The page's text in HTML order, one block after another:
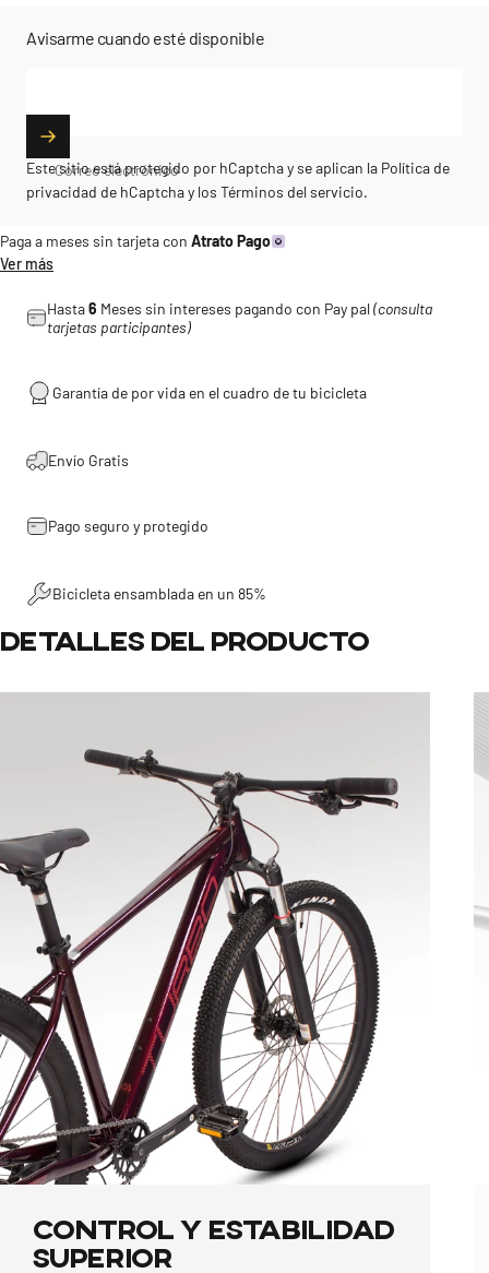
Avisarme cuando esté disponible
Correo electrónico
Este sitio está protegido por hCaptcha y se aplican la Política de
privacidad de hCaptchay los Términos del servicio.
Paga a meses sin tarjeta con Atrato Pago
Ver más
Hasta6 Meses sin intereses pagando con Pay pal(consulta
tarjetas participantes)
Garantía de por vida en el cuadro de tu bicicleta
Envío Gratis
Pago seguro y protegido
Bicicleta ensamblada en un 85%
Detalles del producto
Control y Estabilidad
Superior